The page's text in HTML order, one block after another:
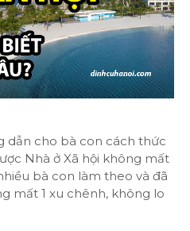
dẫn cho bà con cách thức
Nhà ở Xã hội không mất
bà con làm theo và đã
mất 1 xu chênh, không lo